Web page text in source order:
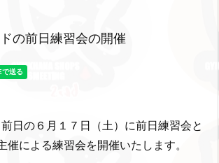
の前日練習会の開催
日の６月１７日（土）に前日練習会と
催による練習会を開催いたします。